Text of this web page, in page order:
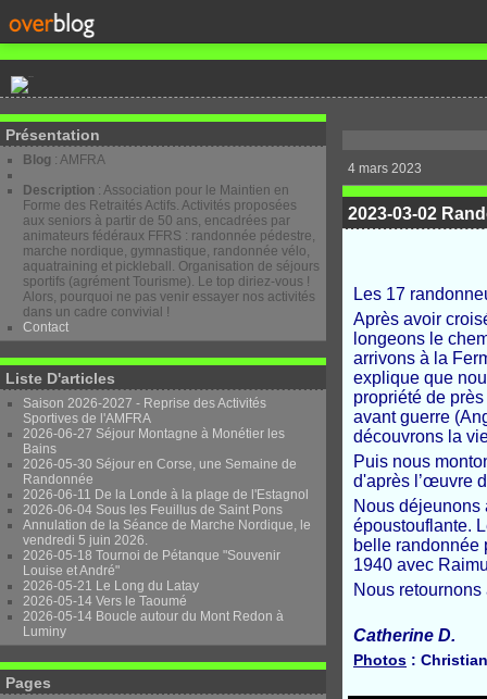
Présentation
Blog : AMFRA
Description : Association pour le Maintien en
Forme des Retraités Actifs. Activités proposées
aux seniors à partir de 50 ans, encadrées par
animateurs fédéraux FFRS : randonnée pédestre,
marche nordique, gymnastique, randonnée vélo,
aquatraining et pickleball. Organisation de séjours
sportifs (agrément Tourisme). Le top diriez-vous !
Alors, pourquoi ne pas venir essayer nos activités
dans un cadre convivial !
Contact
Liste D'articles
Saison 2026-2027 - Reprise des Activités
Sportives de l'AMFRA
2026-06-27 Séjour Montagne à Monétier les
Bains
2026-05-30 Séjour en Corse, une Semaine de
Randonnée
2026-06-11 De la Londe à la plage de l'Estagnol
2026-06-04 Sous les Feuillus de Saint Pons
Annulation de la Séance de Marche Nordique, le
vendredi 5 juin 2026.
2026-05-18 Tournoi de Pétanque "Souvenir
Louise et André"
2026-05-21 Le Long du Latay
2026-05-14 Vers le Taoumé
2026-05-14 Boucle autour du Mont Redon à
Luminy
Pages
4 mars 2023
2023-03-02
Les 17
Après avoir
longeons le
arrivons à la
explique que
propriété de
avant guerre
découvrons la
Puis nous
d'après l’œuvre
Nous déjeunons
époustouflante.
belle randonnée
1940 avec
Nous
Catherine D.
Photos :